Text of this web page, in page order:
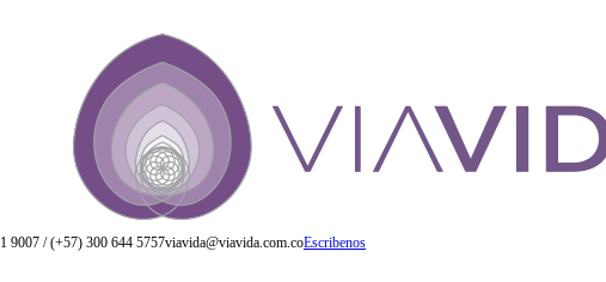
9007 / (+57) 300 644 5757viavida@viavida.com.coEscribenos